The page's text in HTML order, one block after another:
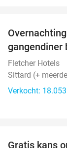
gangendiner
Fletcher Hotels
Sittard (+
Verkocht: 18.053
Gratis kans